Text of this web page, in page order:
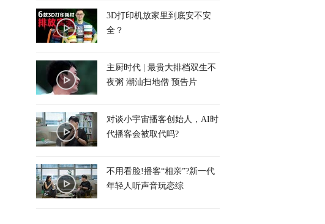
3D打印机放家里到底安不安
全？
主厨时代 | 最贵大排档双生不
夜粥 潮汕扫地僧 预告片
对谈小宇宙播客创始人，AI时
代播客会被取代吗?
不用看脸!播客“相亲”?新一代
年轻人听声音玩恋综